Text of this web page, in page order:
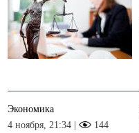
Экономика
4 ноября, 21:34 |
144